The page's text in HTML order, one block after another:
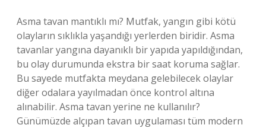
Asma tavan mantıklı mı? Mutfak, yangın gibi kötü
olayların sıklıkla yaşandığı yerlerden biridir. Asma
tavanlar yangına dayanıklı bir yapıda yapıldığından,
bu olay durumunda ekstra bir saat koruma sağlar.
Bu sayede mutfakta meydana gelebilecek olaylar
diğer odalara yayılmadan önce kontrol altına
alınabilir. Asma tavan yerine ne kullanılır?
Günümüzde alçıpan tavan uygulaması tüm modern